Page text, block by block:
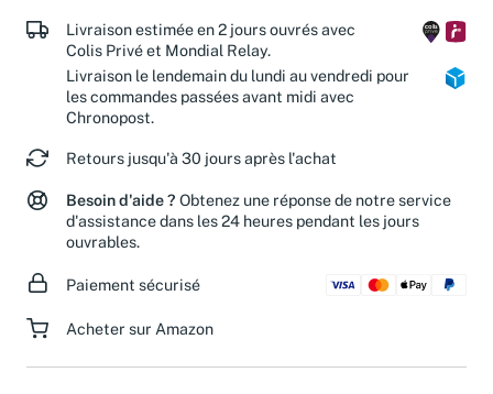
Livraison estimée en 2 jours ouvrés avec
Colis Privé et Mondial Relay.
Livraison le lendemain du lundi au vendredi pour
les commandes passées avant midi avec
Chronopost.
Retours jusqu'à 30 jours après l'achat
Besoin d'aide ? Obtenez une réponse de notre service
d'assistance dans les 24 heures pendant les jours
ouvrables.
Paiement sécurisé
Acheter sur Amazon